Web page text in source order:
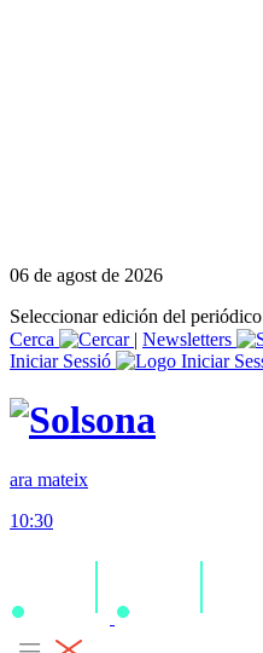
06 de agost de 2026
Seleccionar edición del periódico
Cerca
| Newsletters
Iniciar Sessió
ara mateix
10:30